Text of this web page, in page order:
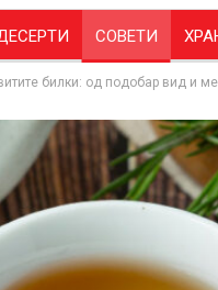
СОВЕТИ
билки: од подобар вид и